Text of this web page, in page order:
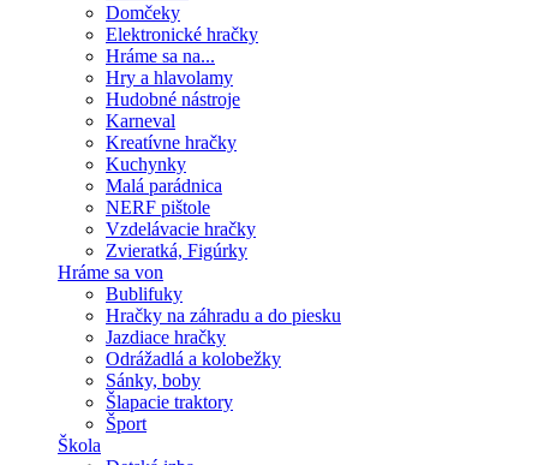
Domčeky
Elektronické hračky
Hráme sa na...
Hry a hlavolamy
Hudobné nástroje
Karneval
Kreatívne hračky
Kuchynky
Malá parádnica
NERF pištole
Vzdelávacie hračky
Zvieratká, Figúrky
Hráme sa von
Bublifuky
Hračky na záhradu a do piesku
Jazdiace hračky
Odrážadlá a kolobežky
Sánky, boby
Šlapacie traktory
Šport
Škola